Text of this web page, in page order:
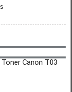
Toner Canon T03